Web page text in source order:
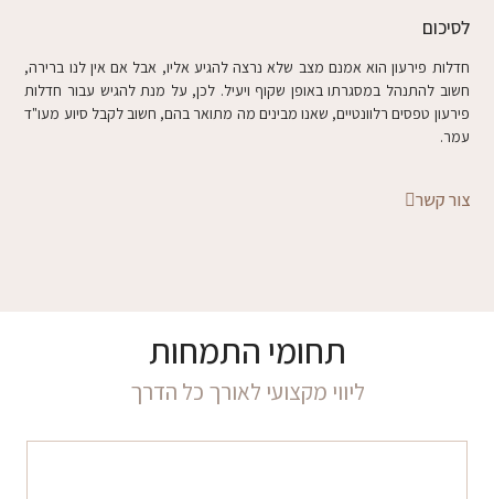
לסיכום
חדלות פירעון הוא אמנם מצב שלא נרצה להגיע אליו, אבל אם אין לנו ברירה,
חשוב להתנהל במסגרתו באופן שקוף ויעיל. לכן, על מנת להגיש עבור חדלות
פירעון טפסים רלוונטיים, שאנו מבינים מה מתואר בהם, חשוב לקבל סיוע מעו"ד
עמר.
צור קשר
תחומי התמחות
ליווי מקצועי לאורך כל הדרך